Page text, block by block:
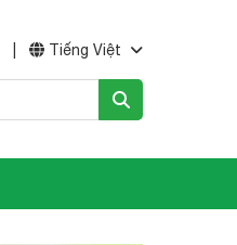
Tiếng Việt